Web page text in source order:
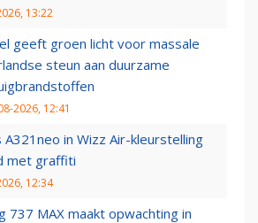
13:22
geeft groen licht voor massale
steun aan duurzame
2026, 12:41
A321neo in Wizz Air-kleurstelling
met graffiti
12:34
737 MAX maakt opwachting in